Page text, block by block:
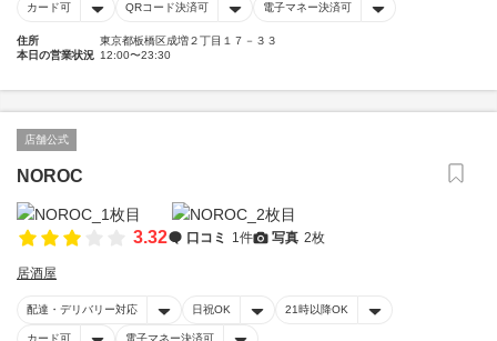
カード可 QRコード決済可 電子マネー決済可
住所
東京都板橋区成増２丁目１７－３３
本日の営業状況 12:00〜23:30
店舗公式
NOROC
3.32 口コミ 1件 写真 2枚
居酒屋
配達・デリバリー対応 日祝OK 21時以降OK
カード可 電子マネー決済可